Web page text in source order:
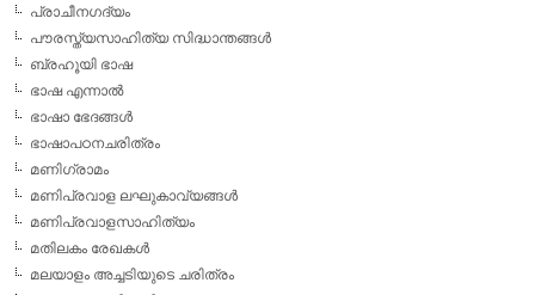
പ്രാചീനഗദ്യം
പൗരസ്ത്യസാഹിത്യ സിദ്ധാന്തങ്ങള്‍
ബ്രഹൂയി ഭാഷ
ഭാഷ എന്നാല്‍
ഭാഷാ ഭേദങ്ങള്‍
ഭാഷാപഠനചരിത്രം
മണിഗ്രാമം
മണിപ്രവാള ലഘുകാവ്യങ്ങള്‍
മണിപ്രവാളസാഹിത്യം
മതിലകം രേഖകള്‍
മലയാളം അച്ചടിയുടെ ചരിത്രം